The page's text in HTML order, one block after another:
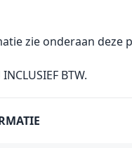
zie onderaan deze
INCLUSIEF BTW.